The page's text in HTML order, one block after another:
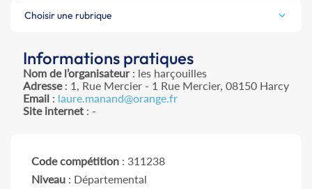
Choisir une rubrique
Informations pratiques
Nom de l’organisateur: les harçouilles
Adresse: 1, Rue Mercier - 1 Rue Mercier, 08150 Harcy
Email : laure.manand@orange.fr
Site internet : -
Code compétition : 311238
Niveau : Départemental